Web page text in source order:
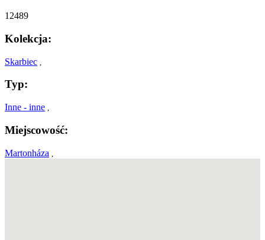
12489
Kolekcja:
Skarbiec
Typ:
Inne - inne ,
Miejscowość:
Martonháza